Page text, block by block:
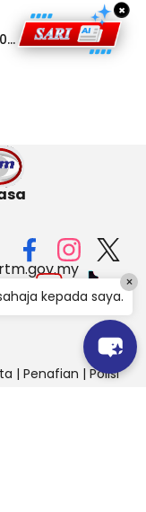
×
| Penafian | Polisi
kepada saya.
×